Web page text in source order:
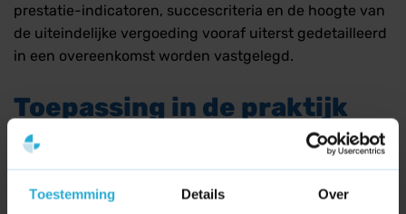
Toestemming Details Over
prestatie-indicatoren, succescriteria en de hoogte van
de uiteindelijke vergoeding vooraf uiterst gedetailleerd
in een overeenkomst worden vastgelegd.
Toepassing in de praktijk
Dit model wordt veelvuldig toegepast in de
recruitmentbranche, bij incassobureaus, de makelaardij
en bij no-cure-no-pay-juristen.
Voor de